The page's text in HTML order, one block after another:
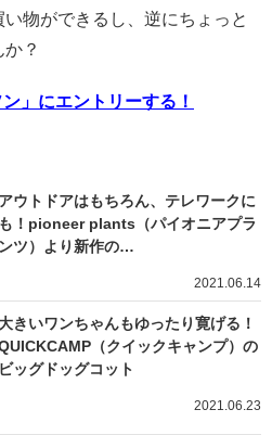
物ができるし、逆にちょっと
？
」にエントリーする！
アウトドアはもちろん、テレワークに
も！pioneer plants（パイオニアプラ
ンツ）より新作の…
2021.06.14
大きいワンちゃんもゆったり寛げる！
（クイックキャンプ）の
ビッグドッグコット
2021.06.23